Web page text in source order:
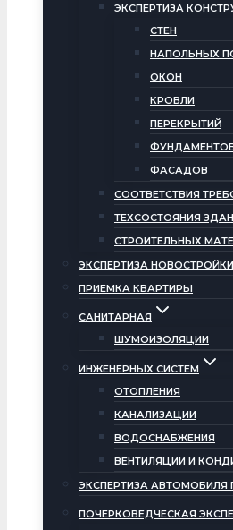
ЭКСПЕРТИЗА
СТЕН
НАПОЛЬНЫХ
ОКОН
КРОВЛИ
ПЕРЕКРЫТИЙ
ФАСАДОВ
СООТВЕТСТВИЯ
ТЕХСОСТОЯНИЯ
СТРОИТЕЛЬНЫХ
ЭКСПЕРТИЗА НОВОСТРОЙКИ
ПРИЕМКА КВАРТИРЫ
САНИТАРНАЯ
ШУМОИЗОЛЯЦИИ
ИНЖЕНЕРНЫХ СИСТЕМ
ОТОПЛЕНИЯ
КАНАЛИЗАЦИИ
ВОДОСНАБЖЕНИЯ
ВЕНТИЛЯЦИИ И
ЭКСПЕРТИЗА АВТОМОБИЛЯ
ПОЧЕРКОВЕДЧЕСКАЯ